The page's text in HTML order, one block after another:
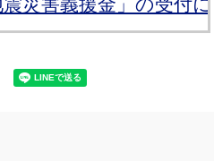
震災害義援金」の受付